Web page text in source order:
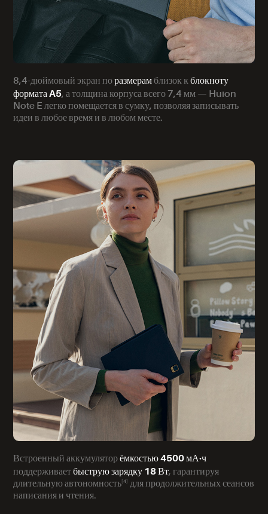
8,4-дюймовый экран поразмерам близок кблокноту
формата A5, а толщина корпуса всего 7,4 мм — Huion
Note E легко помещается в сумку, позволяя записывать
идеи в любое время и в любом месте.
Встроенный аккумуляторёмкостью 4500 мА·ч
поддерживаетбыструю зарядку 18 Вт, гарантируя
длительную автономность [4]
для продолжительных сеансов
написания и чтения.